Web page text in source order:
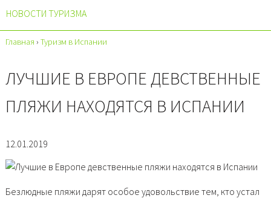
НОВОСТИ ТУРИЗМА
Главная › Туризм в Испании
ЛУЧШИЕ В ЕВРОПЕ ДЕВСТВЕННЫЕ
ПЛЯЖИ НАХОДЯТСЯ В ИСПАНИИ
12.01.2019
Безлюдные пляжи дарят особое удовольствие тем, кто устал